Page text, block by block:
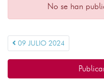
No se han
09 JULIO 2024